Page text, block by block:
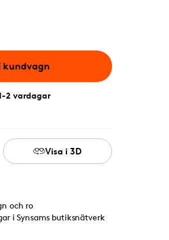
kundvagn
2 vardagar
Visa i 3D
och ro
i Synsams butiksnätverk